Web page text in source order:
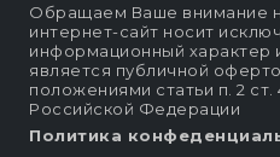
Обращаем Ваше внимание
интернет-сайт носит
информационный характер
является публичной
положениями статьи п. 2
Российской Федерации
Политика